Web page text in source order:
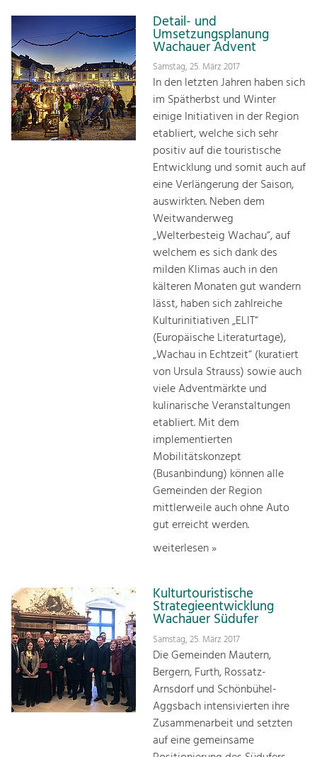
Detail- und
Umsetzungsplanung
Wachauer Advent
Samstag, 25. März 2017
In den letzten Jahren haben sich
im Spätherbst und Winter
einige Initiativen in der Region
etabliert, welche sich sehr
positiv auf die touristische
Entwicklung und somit auch auf
eine Verlängerung der Saison,
auswirkten. Neben dem
Weitwanderweg
„Welterbesteig Wachau“, auf
welchem es sich dank des
milden Klimas auch in den
kälteren Monaten gut wandern
lässt, haben sich zahlreiche
Kulturinitiativen „ELIT“
(Europäische Literaturtage),
„Wachau in Echtzeit“ (kuratiert
von Ursula Strauss) sowie auch
viele Adventmärkte und
kulinarische Veranstaltungen
etabliert. Mit dem
implementierten
Mobilitätskonzept
(Busanbindung) können alle
Gemeinden der Region
mittlerweile auch ohne Auto
gut erreicht werden.
weiterlesen »
Kulturtouristische
Strategieentwicklung
Wachauer Südufer
Samstag, 25. März 2017
Die Gemeinden Mautern,
Bergern, Furth, Rossatz-
Arnsdorf und Schönbühel-
Aggsbach intensivierten ihre
Zusammenarbeit und setzten
auf eine gemeinsame